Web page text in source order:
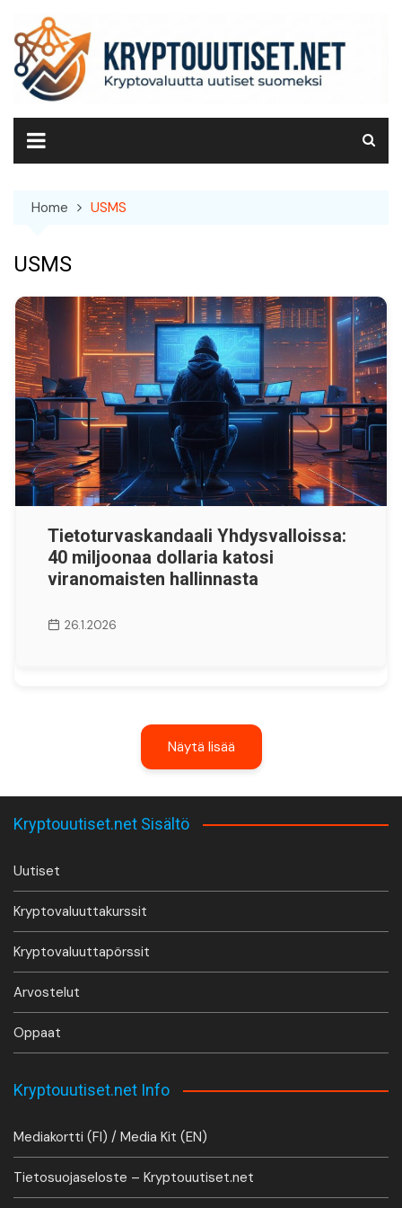
content
Home USMS
USMS
Tietoturvaskandaali Yhdysvalloissa:
40 miljoonaa dollaria katosi
viranomaisten hallinnasta
26.1.2026
Näytä lisää
Kryptouutiset.net Sisältö
Uutiset
Kryptovaluuttakurssit
Kryptovaluuttapörssit
Arvostelut
Oppaat
Kryptouutiset.net Info
Mediakortti (FI) / Media Kit (EN)
Tietosuojaseloste – Kryptouutiset.net